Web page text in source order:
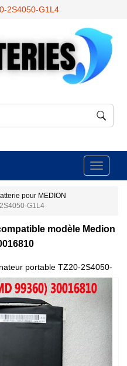
2S4050-G1L4
Toggle
pour MEDION
G1L4
modèle Medion
portable TZ20-2S4050-